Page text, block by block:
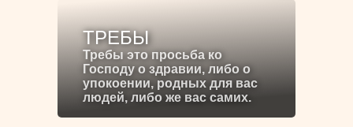
ТРЕБЫ
Требы это просьба ко
Господу о здравии, либо о
упокоении, родных для вас
людей, либо же вас самих.